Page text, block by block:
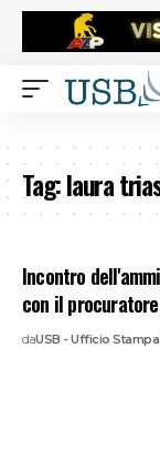
Tag:laura
Incontro
con il
daUSB - Ufficio